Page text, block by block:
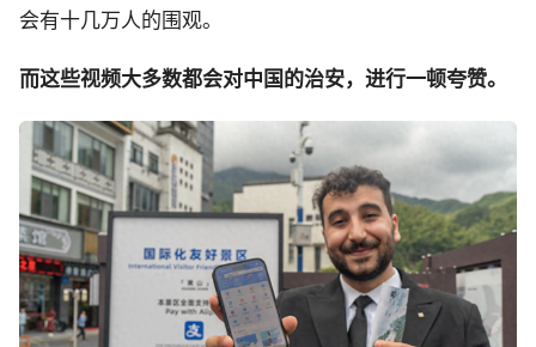
会有十几万人的围观。
而这些视频大多数都会对中国的治安，进行一顿夸赞。